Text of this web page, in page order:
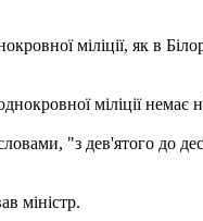
міліції, як в
міліції
"з дев'ятого до
міністр.